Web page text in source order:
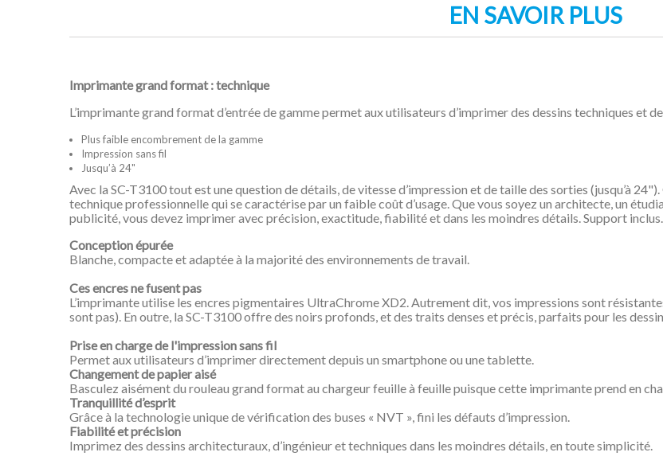
EN SAVOIR PLUS
Imprimante grand format : technique
L’imprimante grand format d’entrée de gamme permet aux utilisateurs d’imprimer des dessins techniques et
Plus faible encombrement de la gamme
Impression sans fil
Jusqu’à 24"
Avec la SC-T3100 tout est une question de détails, de vitesse d’impression et de taille des sorties (jusqu’à
technique professionnelle qui se caractérise par un faible coût d’usage. Que vous soyez un architecte, un
publicité, vous devez imprimer avec précision, exactitude, fiabilité et dans les moindres détails. Support inclus.
Conception épurée
Blanche, compacte et adaptée à la majorité des environnements de travail.
Ces encres ne fusent pas
L’imprimante utilise les encres pigmentaires UltraChrome XD2. Autrement dit, vos impressions sont
sont pas). En outre, la SC-T3100 offre des noirs profonds, et des traits denses et précis, parfaits pour les
Prise en charge de l'impression sans fil
Permet aux utilisateurs d’imprimer directement depuis un smartphone ou une tablette.
Changement de papier aisé
Basculez aisément du rouleau grand format au chargeur feuille à feuille puisque cette imprimante prend en
Tranquillité d’esprit
Grâce à la technologie unique de vérification des buses « NVT », fini les défauts d’impression.
Fiabilité et précision
Imprimez des dessins architecturaux, d’ingénieur et techniques dans les moindres détails, en toute simplicité.